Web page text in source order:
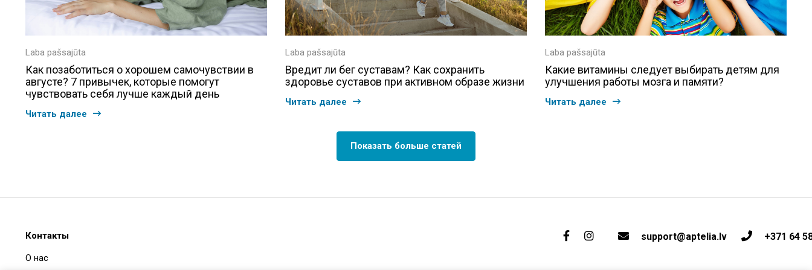
Laba pašsajūta
Как позаботиться о хорошем самочувствии в
августе? 7 привычек, которые помогут
чувствовать себя лучше каждый день
Читать далее
Laba pašsajūta
Вредит ли бег суставам? Как сохранить
здоровье суставов при активном образе жизни
Читать далее
Laba pašsajūta
Какие витамины следует выбирать детям для
улучшения работы мозга и памяти?
Читать далее
Показать больше статей
Контакты
О нас
support@aptelia.lv +371 64